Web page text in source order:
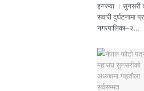
इनरुवा । सुनसरी
सवारी दुर्घटनामा
नगरपालिका–२...